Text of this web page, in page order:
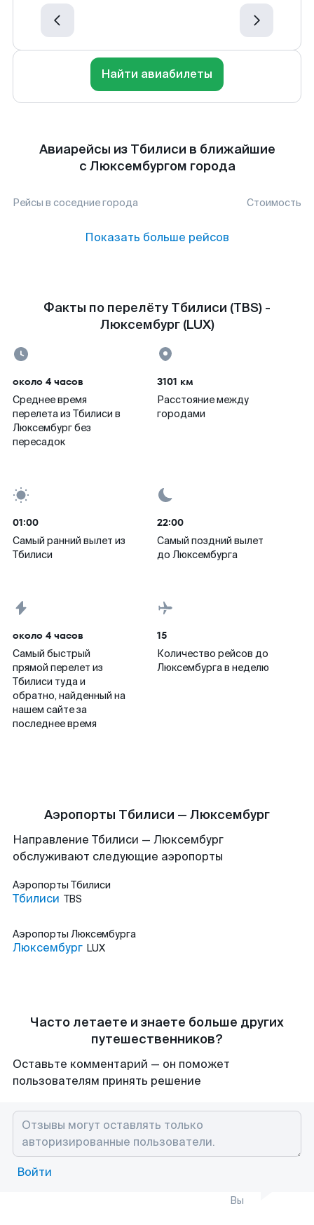
Найти авиабилеты
Авиарейсы из Тбилиси в ближайшие
с Люксембургом города
Рейсы в соседние города Стоимость
Показать больше рейсов
Факты по перелёту Тбилиси (TBS) -
Люксембург (LUX)
около 4 часов
Среднее время
перелета из Тбилиси в
Люксембург без
пересадок
3101 км
Расстояние между
городами
01:00
Самый ранний вылет из
Тбилиси
22:00
Самый поздний вылет
до Люксембурга
около 4 часов
Самый быстрый
прямой перелет из
Тбилиси туда и
обратно, найденный на
нашем сайте за
последнее время
15
Количество рейсов до
Люксембурга в неделю
Аэропорты Тбилиси — Люксембург
Направление Тбилиси — Люксембург
обслуживают следующие аэропорты
Аэропорты Тбилиси
Тбилиси TBS
Аэропорты Люксембурга
Люксембург LUX
Часто летаете и знаете больше других
путешественников?
Оставьте комментарий — он поможет
пользователям принять решение
Войти
Вы